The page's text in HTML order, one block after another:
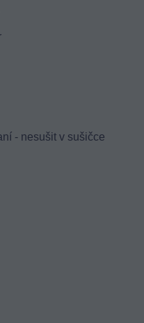
- nesušit v sušičce